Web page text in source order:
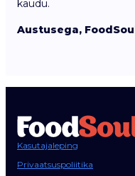
kaudu.
Austusega,
Kasutajaleping
Privaatsuspoliitika